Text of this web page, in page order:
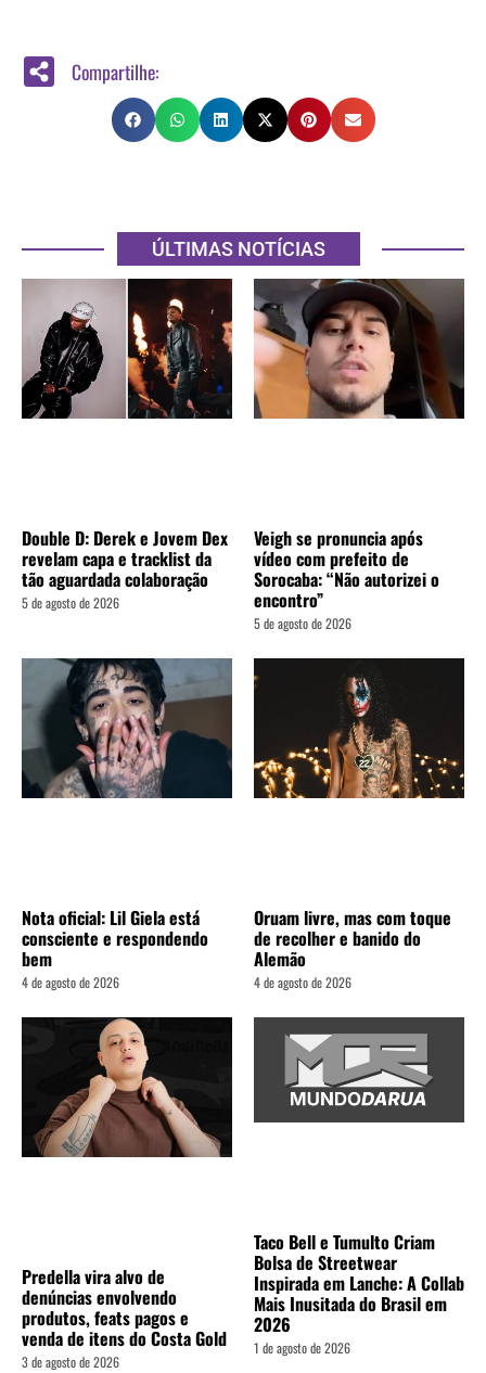
Compartilhe:
ÚLTIMAS NOTÍCIAS
Double D: Derek e Jovem Dex
revelam capa e tracklist da
tão aguardada colaboração
5 de agosto de 2026
Veigh se pronuncia após
vídeo com prefeito de
Sorocaba: “Não autorizei o
encontro”
5 de agosto de 2026
Nota oficial: Lil Giela está
consciente e respondendo
bem
4 de agosto de 2026
Oruam livre, mas com toque
de recolher e banido do
Alemão
4 de agosto de 2026
Predella vira alvo de
denúncias envolvendo
produtos, feats pagos e
venda de itens do Costa Gold
3 de agosto de 2026
Taco Bell e Tumulto Criam
Bolsa de Streetwear
Inspirada em Lanche: A Collab
Mais Inusitada do Brasil em
2026
1 de agosto de 2026